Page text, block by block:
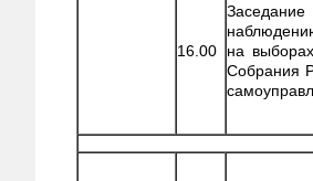
16.00
на
Собрания